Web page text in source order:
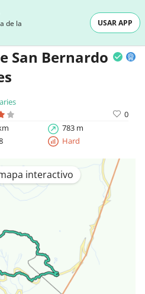
de la
USAR APP
San Bernardo
0
783 m
Hard
interactivo